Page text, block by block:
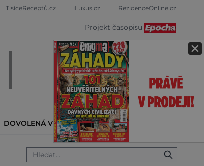
×
TisíceReceptů.cz iLuxus.cz RezidenceOnline.cz
Projekt časopisu
DOVOLENÁ V ZAHRANIČÍ KALENDÁŘ AKCÍ